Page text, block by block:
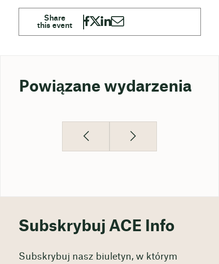
Powiązane wydarzenia
Subskrybuj ACE Info
Subskrybuj nasz biuletyn, w którym